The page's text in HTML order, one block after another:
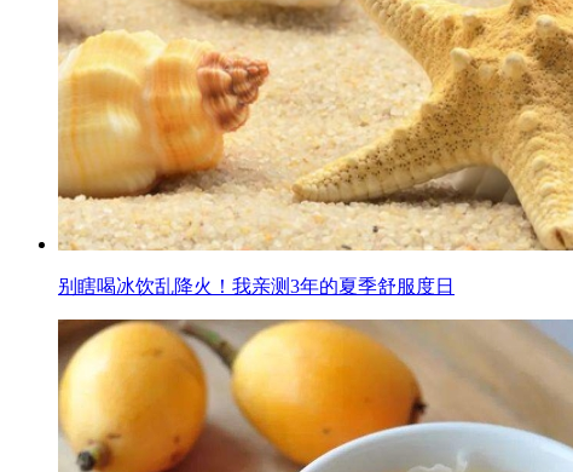
别瞎喝冰饮乱降火！我亲测3年的夏季舒服度日